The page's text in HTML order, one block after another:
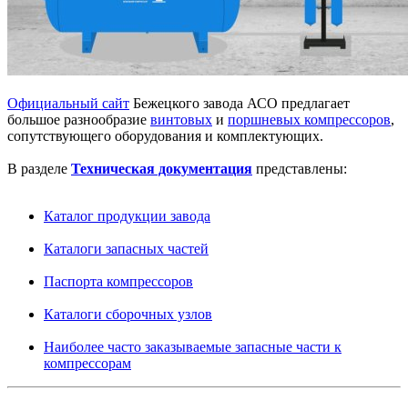
Официальный сайт Бежецкого завода АСО предлагает
большое разнообразие винтовых и поршневых компрессоров,
сопутствующего оборудования и комплектующих.
В разделе Техническая документация представлены:
Каталог продукции завода
Каталоги запасных частей
Паспорта компрессоров
Каталоги сборочных узлов
Наиболее часто заказываемые запасные части к
компрессорам